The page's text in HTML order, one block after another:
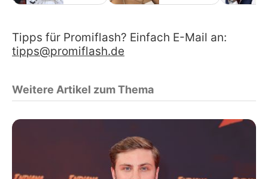
Tipps für Promiflash? Einfach E-Mail an:
tipps@promiflash.de
Weitere Artikel zum Thema